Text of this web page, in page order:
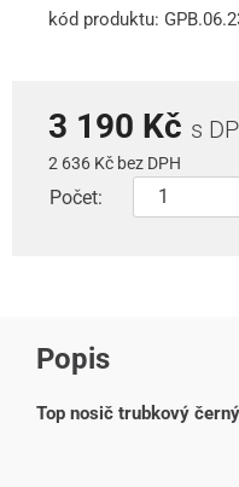
kód produktu:
3 190 Kč s
2 636 Kč bez DPH
Počet:
Popis
Top nosič trubkový